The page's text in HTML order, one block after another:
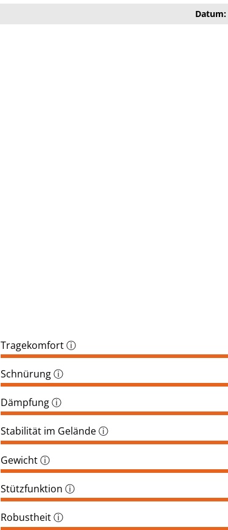
Datum:
Tragekomfortⓘ
Schnürungⓘ
Dämpfungⓘ
Stabilität im Geländeⓘ
Gewichtⓘ
Stützfunktion ⓘ
Robustheitⓘ